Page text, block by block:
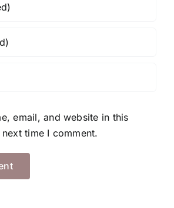
email, and website in this
time I comment.